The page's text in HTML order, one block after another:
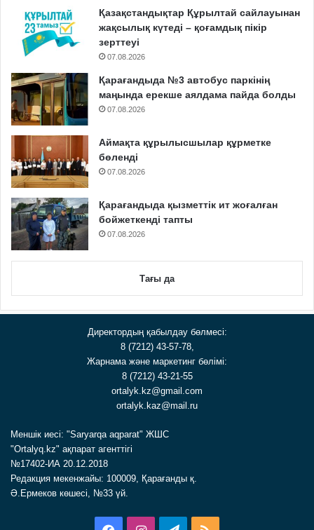
Қазақстандықтар Құрылтай сайлауынан
жақсылық күтеді – қоғамдық пікір
зерттеуі
07.08.2026
Қарағандыда №3 автобус паркінің
маңында ерекше аялдама пайда болды
07.08.2026
Аймақта құрылысшылар құрметке
бөленді
07.08.2026
Қарағандыда қызметтік ит жоғалған
бойжеткенді тапты
07.08.2026
Тағы да
Директордың қабылдау бөлмесі:
8 (7212) 43-57-78,
Жарнама және маркетинг бөлімі:
8 (7212) 43-21-55
ortalyk.kz@gmail.com
ortalyk.kaz@mail.ru
Меншік иесі: "Saryarqa aqparat" ЖШС
"Ortalyq.kz" ақпарат агенттігі
№17402-ИА 20.12.2018
Редакция мекенжайы: 100009, Қарағанды қ.
Ә.Ермеков көшесі, №33 үй.